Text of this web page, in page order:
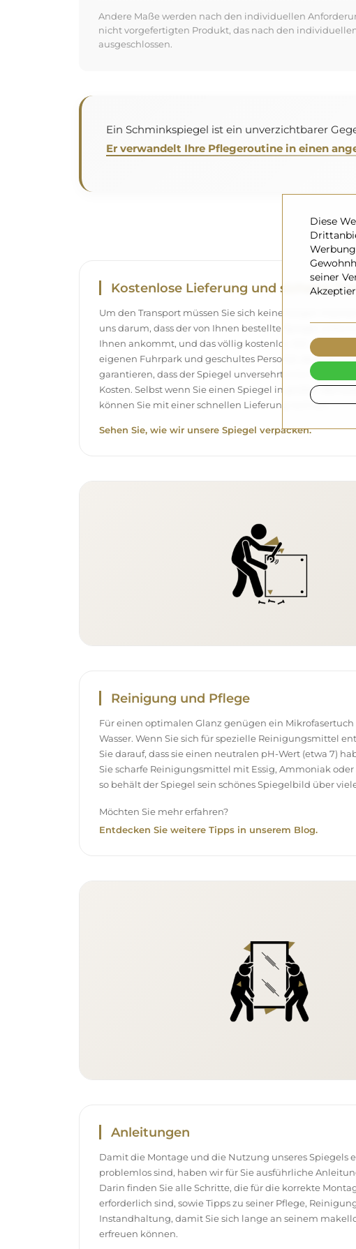
Andere Maße werden nach den individuellen
nicht vorgefertigten Produkt, das nach den
ausgeschlossen.
Ein Schminkspiegel ist ein unverzichtbarer
Er verwandelt Ihre Pflegeroutine in einen
Kostenlose Lieferung und sicherer
Um den Transport müssen Sie sich keine Sorgen
uns darum, dass der von Ihnen bestellte Spiegel
Ihnen ankommt, und das völlig kostenlos. Wir verfügen
eigenen Fuhrpark und geschultes Personal, deshalb
garantieren, dass der Spiegel unversehrt ankommt,
Kosten. Selbst wenn Sie einen Spiegel in großen
können Sie mit einer schnellen Lieferung rechnen.
Sehen Sie, wie wir unsere Spiegel verpacken.
Reinigung und Pflege
Für einen optimalen Glanz genügen ein
Wasser. Wenn Sie sich für spezielle Reinigungsmittel
Sie darauf, dass sie einen neutralen pH-Wert (etwa 7)
Sie scharfe Reinigungsmittel mit Essig, Ammoniak oder
so behält der Spiegel sein schönes Spiegelbild über
Möchten Sie mehr erfahren?
Entdecken Sie weitere Tipps in unserem Blog.
Anleitungen
Damit die Montage und die Nutzung unseres Spiegels
problemlos sind, haben wir für Sie ausführliche
Darin finden Sie alle Schritte, die für die korrekte
erforderlich sind, sowie Tipps zu seiner Pflege,
Instandhaltung, damit Sie sich lange an seinem
erfreuen können.
Diese
seiner